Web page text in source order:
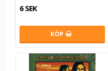
6 SEK
KÖP